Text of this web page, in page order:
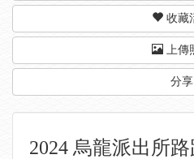
收藏
上傳
分享
2024 烏龍派出所